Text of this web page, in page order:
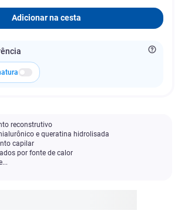
Adicionar na cesta
reconstrutivo
e queratina hidrolisada
capilar
por fonte de calor